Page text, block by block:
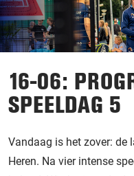
16-06:
SPEELDAG 5
Vandaag is het zover: de
Heren. Na vier intense